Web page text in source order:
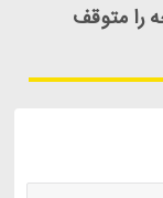
را متوقف